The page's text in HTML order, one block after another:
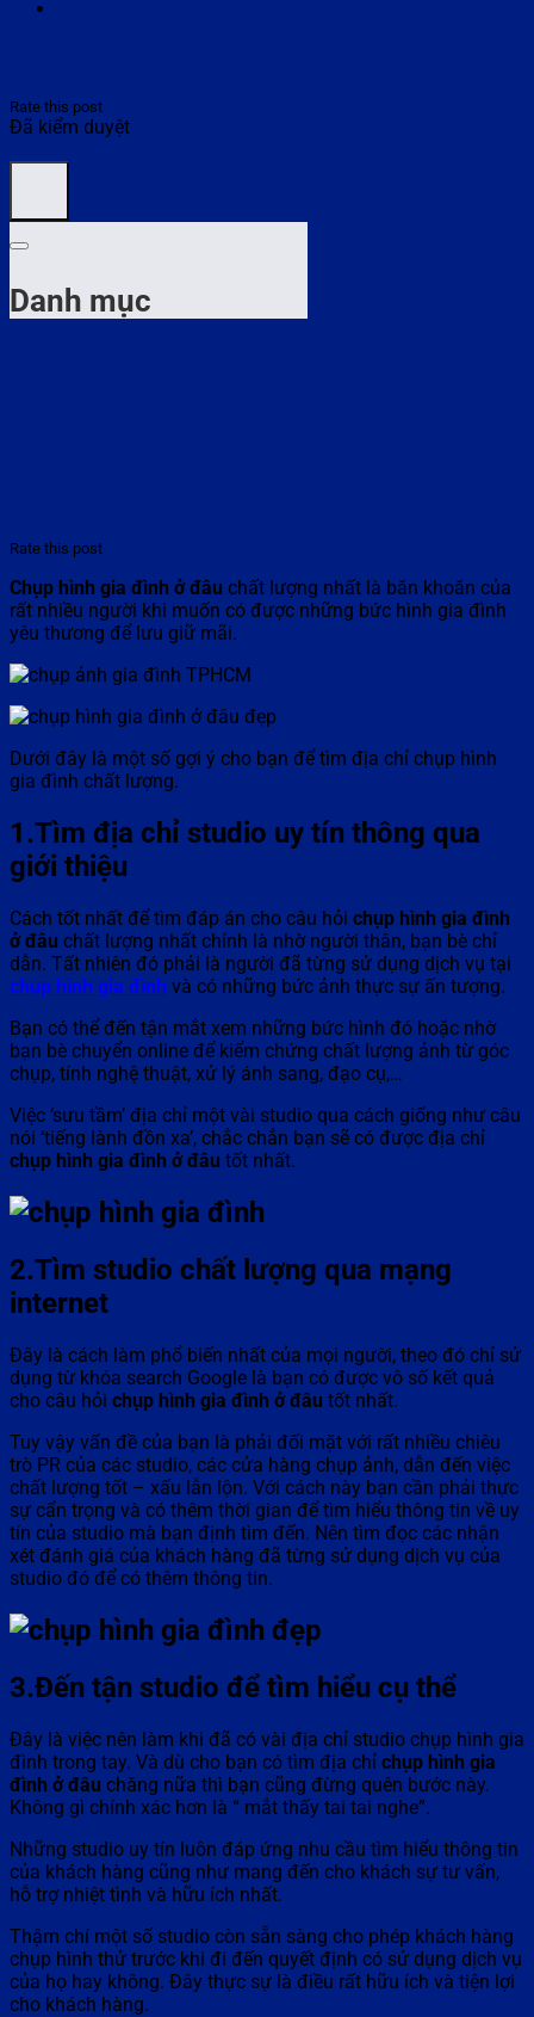
Rate this post
Đã kiểm duyệt
Danh mục
Rate this post
Chụp hình gia đình ở đâu chất lượng nhất là băn khoăn của
rất nhiều người khi muốn có được những bức hình gia đình
yêu thương để lưu giữ mãi.
Dưới đây là một số gợi ý cho bạn để tìm địa chỉ chụp hình
gia đình chất lượng.
1.Tìm địa chỉ studio uy tín thông qua
giới thiệu
Cách tốt nhất để tìm đáp án cho câu hỏi chụp hình gia đình
ở đâu chất lượng nhất chính là nhờ người thân, bạn bè chỉ
dẫn. Tất nhiên đó phải là người đã từng sử dụng dịch vụ tại
chụp hình gia đình và có những bức ảnh thực sự ấn tượng.
Bạn có thể đến tận mắt xem những bức hình đó hoặc nhờ
bạn bè chuyển online để kiểm chứng chất lượng ảnh từ góc
chụp, tính nghệ thuật, xử lý ánh sang, đạo cụ,…
Việc ‘sưu tầm’ địa chỉ một vài studio qua cách giống như câu
nói ‘tiếng lành đồn xa’, chắc chắn bạn sẽ có được địa chỉ
chụp hình gia đình ở đâu tốt nhất.
2.Tìm studio chất lượng qua mạng
internet
Đây là cách làm phổ biến nhất của mọi người, theo đó chỉ sử
dụng từ khóa search Google là bạn có được vô số kết quả
cho câu hỏi chụp hình gia đình ở đâu tốt nhất.
Tuy vậy vấn đề của bạn là phải đối mặt với rất nhiều chiêu
trò PR của các studio, các cửa hàng chụp ảnh, dẫn đến việc
chất lượng tốt – xấu lẫn lộn. Với cách này bạn cần phải thực
sự cẩn trọng và có thêm thời gian để tìm hiểu thông tin về uy
tín của studio mà bạn định tìm đến. Nên tìm đọc các nhận
xét đánh giá của khách hàng đã từng sử dụng dịch vụ của
studio đó để có thêm thông tin.
3.Đến tận studio để tìm hiểu cụ thể
Đây là việc nên làm khi đã có vài địa chỉ studio chụp hình gia
đình trong tay. Và dù cho bạn có tìm địa chỉ chụp hình gia
đình ở đâu chăng nữa thì bạn cũng đừng quên bước này.
Không gì chính xác hơn là “ mắt thấy tai tai nghe”.
Những studio uy tín luôn đáp ứng nhu cầu tìm hiểu thông tin
của khách hàng cũng như mang đến cho khách sự tư vấn,
hỗ trợ nhiệt tình và hữu ích nhất.
Thậm chí một số studio còn sẵn sàng cho phép khách hàng
chụp hình thử trước khi đi đến quyết định có sử dụng dịch vụ
của họ hay không. Đây thực sự là điều rất hữu ích và tiện lợi
cho khách hàng.